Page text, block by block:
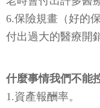
6.保險規畫（好的
付出過大的醫療開
什麼事情我們不能
1.資產報酬率。